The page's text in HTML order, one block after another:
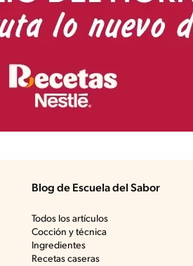
Blog de Escuela del Sabor
Todos los artículos
Cocción y técnica
Ingredientes
Recetas caseras